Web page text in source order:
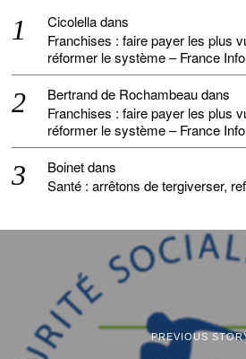
Cicolelladans
Franchises : faire payer les plus
réformer le système – France
Bertrand de Rochambeaudans
Franchises : faire payer les plus
réformer le système – France
Boinetdans
Santé : arrêtons de tergiverser,
PREVIOUS